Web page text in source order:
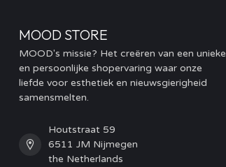
MOOD STORE
MOOD's missie? Het creëren van een unieke
en persoonlijke shopervaring waar onze
liefde voor esthetiek en nieuwsgierigheid
samensmelten.
Houtstraat 59
6511 JM Nijmegen
the Netherlands